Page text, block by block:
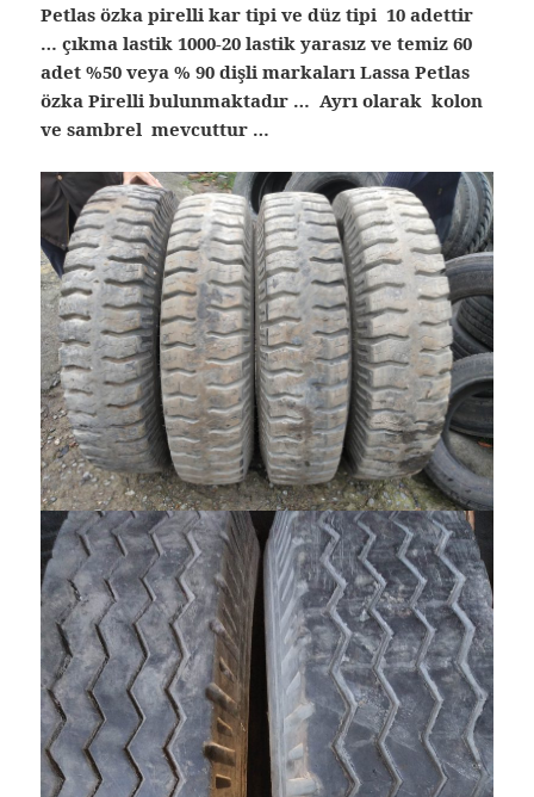
Petlas özka pirelli kar tipi ve düz tipi 10 adettir
… çıkma lastik 1000-20 lastik yarasız ve temiz 60
adet %50 veya % 90 dişli markaları Lassa Petlas
özka Pirelli bulunmaktadır … Ayrı olarak kolon
ve sambrel mevcuttur …